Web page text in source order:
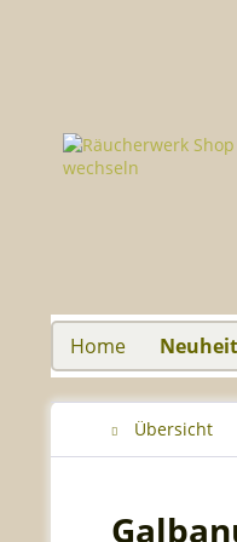
Home
Übersicht